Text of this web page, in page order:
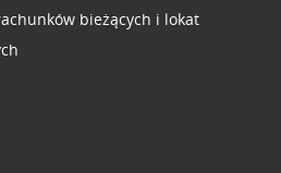
bieżących i lokat